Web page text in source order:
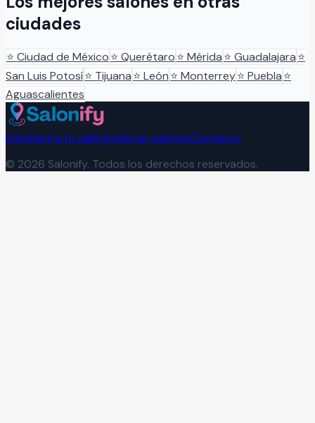
ciudades
⭐ Ciudad de México⭐ Querétaro⭐ Mérida⭐ Guadalajara⭐
San Luis Potosí⭐ Tijuana⭐ León⭐ Monterrey⭐ Puebla⭐
Aguascalientes
Administra tu salónExplorar salonesContacto
© 2026 Salonify. Todos los derechos reservados.